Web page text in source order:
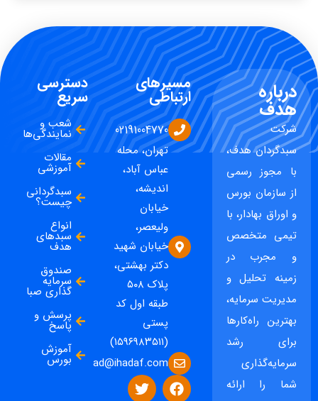
درباره
هدف
شرکت
سبدگردان هدف،
با مجوز رسمی
از سازمان بورس
و اوراق بهادار، با
تیمی متخصص
و مجرب در
زمینه تحلیل و
مدیریت سرمایه،
بهترین راه‌کارها
برای رشد
سرمایه‌گذاری
شما را ارائه
مسیرهای
ارتباطی
02191004770
تهران، محله
عباس آباد،
اندیشه،
خیابان
ولیعصر،
خیابان شهید
دکتر بهشتی،
پلاک ۵۰۸
طبقه اول کد
پستی
(۱۵۹۶۹۸۳۵۱۱)
ad@ihadaf.com
دسترسی
سریع
شعب و
نمایندگی‌ها
مقالات
آموزشی
سبدگردانی
چیست؟
انواع
سبدهای
هدف
صندوق
سرمایه
گذاری صبا
پرسش و
پاسخ
آموزش
بورس